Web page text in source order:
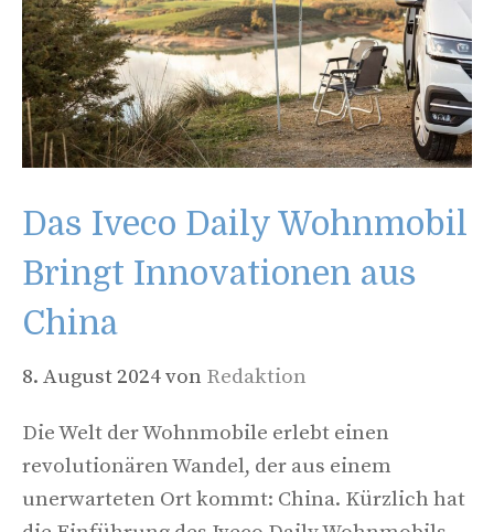
Das Iveco Daily Wohnmobil
Bringt Innovationen aus
China
8. August 2024von Redaktion
Die Welt der Wohnmobile erlebt einen
revolutionären Wandel, der aus einem
unerwarteten Ort kommt: China. Kürzlich hat